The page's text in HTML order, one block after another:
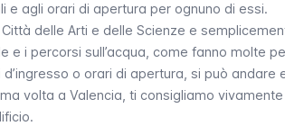
e agli orari di apertura per ognuno di essi.
delle Arti e delle Scienze e
e i percorsi sull’acqua, come fanno molte
o orari di apertura, si può andare
volta a Valencia, ti consigliamo